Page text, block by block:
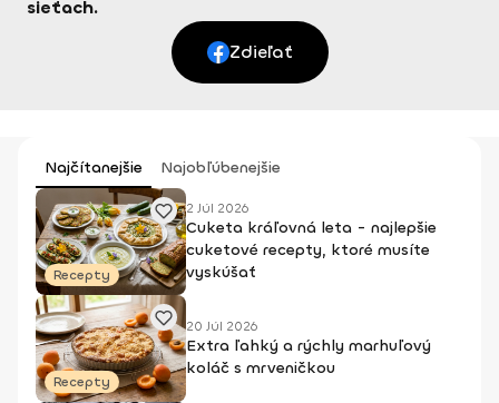
sieťach.
Zdieľať
Najčítanejšie Najobľúbenejšie
Recepty
2 Júl 2026
Cuketa kráľovná leta - najlepšie
cuketové recepty, ktoré musíte
vyskúšať
Recepty
20 Júl 2026
Extra ľahký a rýchly marhuľový
koláč s mrveničkou